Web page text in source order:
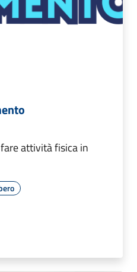
attività fisica in